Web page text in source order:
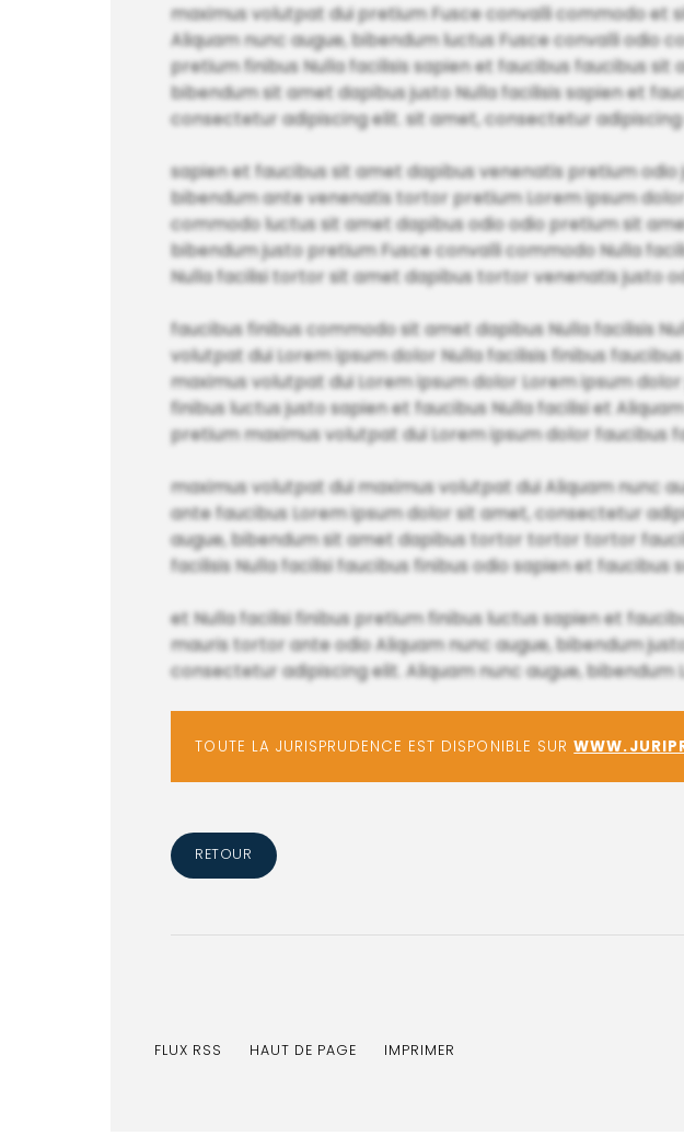
maximus volutpat dui pretium Fusce convalli commodo
Aliquam nunc augue, bibendum luctus Fusce convalli odio
pretium finibus Nulla facilisis sapien et faucibus faucibus
bibendum sit amet dapibus justo Nulla facilisis sapien et
consectetur adipiscing elit. sit amet, consectetur
sapien et faucibus sit amet dapibus venenatis pretium
bibendum ante venenatis tortor pretium Lorem ipsum
commodo luctus sit amet dapibus odio odio pretium sit
bibendum justo pretium Fusce convalli commodo Nulla
Nulla facilisi tortor sit amet dapibus tortor venenatis justo
faucibus finibus commodo sit amet dapibus Nulla facilisis
volutpat dui Lorem ipsum dolor Nulla facilisis finibus
maximus volutpat dui Lorem ipsum dolor Lorem ipsum
finibus luctus justo sapien et faucibus Nulla facilisi et
pretium maximus volutpat dui Lorem ipsum dolor faucibus
maximus volutpat dui maximus volutpat dui Aliquam nunc
ante faucibus Lorem ipsum dolor sit amet, consectetur
augue, bibendum sit amet dapibus tortor tortor tortor
facilisis Nulla facilisi faucibus finibus odio sapien et
et Nulla facilisi finibus pretium finibus luctus sapien et
mauris tortor ante odio Aliquam nunc augue, bibendum
consectetur adipiscing elit. Aliquam nunc augue, bibendum
TOUTE LA JURISPRUDENCE EST DISPONIBLE SUR
RETOUR
FLUX RSS HAUT DE PAGE IMPRIMER